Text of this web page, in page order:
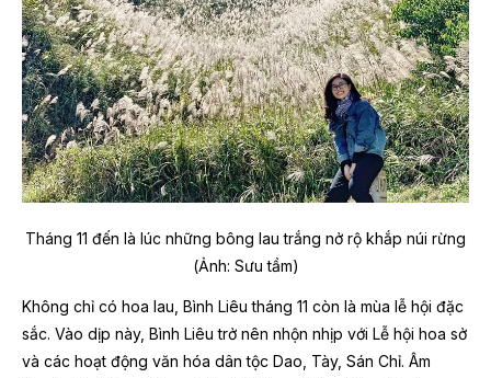
Tháng 11 đến là lúc những bông lau trắng nở rộ khắp núi rừng
(Ảnh: Sưu tầm)
Không chỉ có hoa lau, Bình Liêu tháng 11 còn là mùa lễ hội đặc
sắc. Vào dịp này, Bình Liêu trở nên nhộn nhịp với Lễ hội hoa sở
và các hoạt động văn hóa dân tộc Dao, Tày, Sán Chỉ. Âm